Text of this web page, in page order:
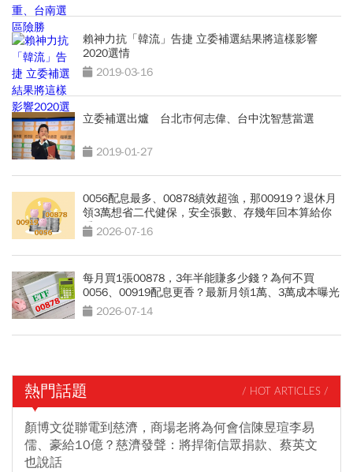
賴神力抗「韓流」告捷 立委補選結果將這樣影響
2020選情
2019-03-16
立委補選出爐 台北市何志偉、台中沈智慧當選
2019-01-27
0056配息最多、00878績效超強，那00919？退休月
領3萬想省二代健保，安全張數、存幾年回本算給你
看 2026-07-16
每月買1張00878，3年半能賺多少錢？為何不買
0056、00919配息更香？最新月領1萬、3萬成本曝光
2026-07-14
熱門話題 / HOT ARTICLES /
顏博文從聯電到慈濟，商場老將為何會信陳昱瑄李易
儒、豪給10億？慈濟發聲：將捍衛信眾捐款、蔡英文
也說話